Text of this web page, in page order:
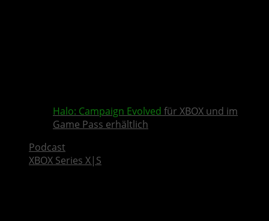
Halo: Campaign Evolved für XBOX und im
Game Pass erhältlich
Podcast
XBOX Series X|S